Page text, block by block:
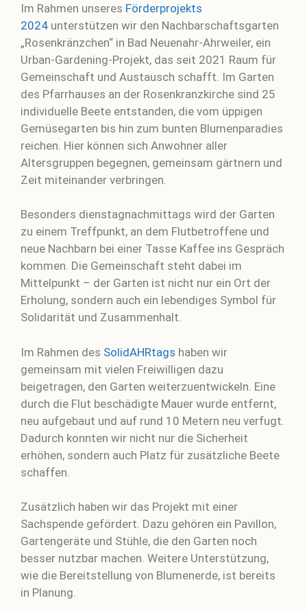
Im Rahmen unseres Förderprojekts
2024 unterstützen wir den Nachbarschaftsgarten
„Rosenkränzchen“ in Bad Neuenahr-Ahrweiler, ein
Urban-Gardening-Projekt, das seit 2021 Raum für
Gemeinschaft und Austausch schafft. Im Garten
des Pfarrhauses an der Rosenkranzkirche sind 25
individuelle Beete entstanden, die vom üppigen
Gemüsegarten bis hin zum bunten Blumenparadies
reichen. Hier können sich Anwohner aller
Altersgruppen begegnen, gemeinsam gärtnern und
Zeit miteinander verbringen.
Besonders dienstagnachmittags wird der Garten
zu einem Treffpunkt, an dem Flutbetroffene und
neue Nachbarn bei einer Tasse Kaffee ins Gespräch
kommen. Die Gemeinschaft steht dabei im
Mittelpunkt – der Garten ist nicht nur ein Ort der
Erholung, sondern auch ein lebendiges Symbol für
Solidarität und Zusammenhalt.
Im Rahmen des SolidAHRtags haben wir
gemeinsam mit vielen Freiwilligen dazu
beigetragen, den Garten weiterzuentwickeln. Eine
durch die Flut beschädigte Mauer wurde entfernt,
neu aufgebaut und auf rund 10 Metern neu verfugt.
Dadurch konnten wir nicht nur die Sicherheit
erhöhen, sondern auch Platz für zusätzliche Beete
schaffen.
Zusätzlich haben wir das Projekt mit einer
Sachspende gefördert. Dazu gehören ein Pavillon,
Gartengeräte und Stühle, die den Garten noch
besser nutzbar machen. Weitere Unterstützung,
wie die Bereitstellung von Blumenerde, ist bereits
in Planung.